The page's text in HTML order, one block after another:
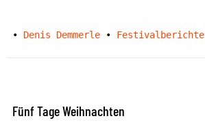
• Denis Demmerle • Festivalberichte
Fünf Tage Weihnachten